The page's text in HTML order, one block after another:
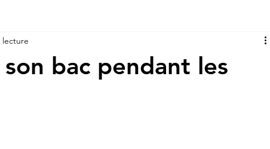
bac pendant les
lecture